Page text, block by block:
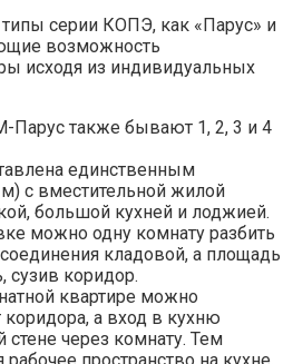
серии КОПЭ, как «Парус» и
возможность
исходя из индивидуальных
также бывают 1, 2, 3 и 4
единственным
с вместительной жилой
большой кухней и лоджией.
можно одну комнату разбить
кладовой, а площадь
сузив коридор.
квартире можно
коридора, а вход в кухню
стене через комнату. Тем
пространство на кухне.